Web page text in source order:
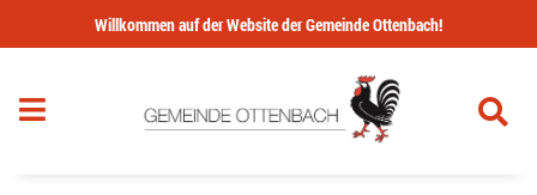
Navigation überspringen
Willkommen auf der Website der Gemeinde Ottenbach!